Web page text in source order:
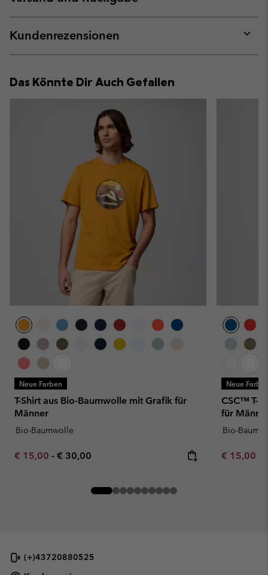
or
Kundenrezensionen
or
Das Könnte Dir Auch Gefallen
Neue Farben
T-Shirt aus Bio-Baumwolle mit Grafik für
Männer
Bio-Baumwolle
Minimum sale price:
€ 15,00 - Maximum price:
€ 30,00
Neue
CSC™ T-
für
Bio-
Minimum
€ 15,00
(+)43720880525